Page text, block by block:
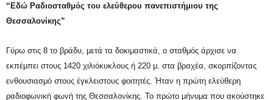
“Εδώ Ραδιοσταθμός του ελεύθερου πανεπιστήμιου της
Θεσσαλονίκης”
Γύρω στις 8 το βράδυ, μετά τα δοκιμαστικά, ο σταθμός άρχισε να
εκπέμπει στους 1420 χιλιόκυκλους ή 220 μ. στα βραχέα, σκορπίζοντας
ενθουσιασμό στους έγκλειστους φοιτητές. Ήταν η πρώτη ελεύθερη
ραδιοφωνική φωνή της Θεσσαλονίκης. Το πρώτο μήνυμα που ακούστηκε